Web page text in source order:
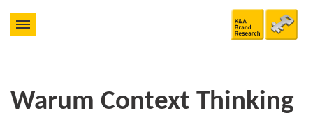
Warum Context Thinking